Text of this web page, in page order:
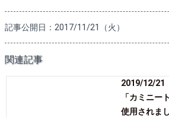
記事公開日：2017/11/21（火）
関連記事
2019/12/21
「カミニー
使用されまし